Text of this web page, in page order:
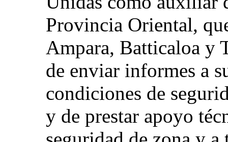
Provincia Oriental,
Ampara, Batticaloa y
de enviar informes a
condiciones de
y de prestar apoyo